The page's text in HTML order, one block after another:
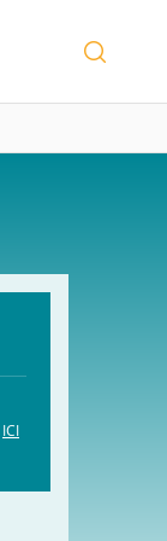
ICI